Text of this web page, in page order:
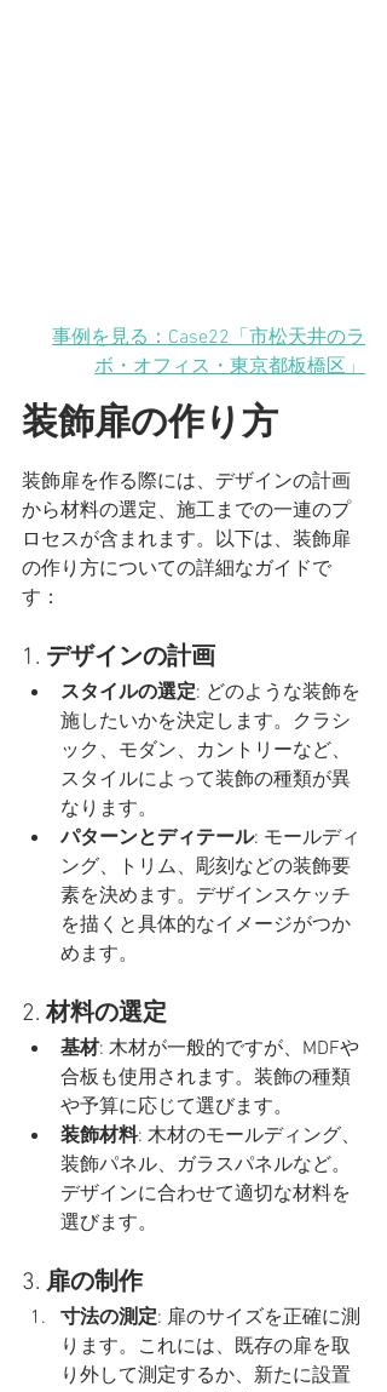
事例を見る：Case22「市松天井のラ
ボ・オフィス・東京都板橋区」
装飾扉の作り方
装飾扉を作る際には、デザインの計画
から材料の選定、施工までの一連のプ
ロセスが含まれます。以下は、装飾扉
の作り方についての詳細なガイドで
す：
1. デザインの計画
スタイルの選定: どのような装飾を
施したいかを決定します。クラシ
ック、モダン、カントリーなど、
スタイルによって装飾の種類が異
なります。
パターンとディテール: モールディ
ング、トリム、彫刻などの装飾要
素を決めます。デザインスケッチ
を描くと具体的なイメージがつか
めます。
2. 材料の選定
基材: 木材が一般的ですが、MDFや
合板も使用されます。装飾の種類
や予算に応じて選びます。
装飾材料: 木材のモールディング、
装飾パネル、ガラスパネルなど。
デザインに合わせて適切な材料を
選びます。
3. 扉の制作
寸法の測定: 扉のサイズを正確に測
ります。これには、既存の扉を取
り外して測定するか、新たに設置